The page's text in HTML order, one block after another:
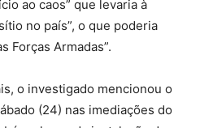
ao caos” que levaria à
no país”, o que poderia
Forças Armadas”.
o investigado mencionou o
(24) nas imediações do